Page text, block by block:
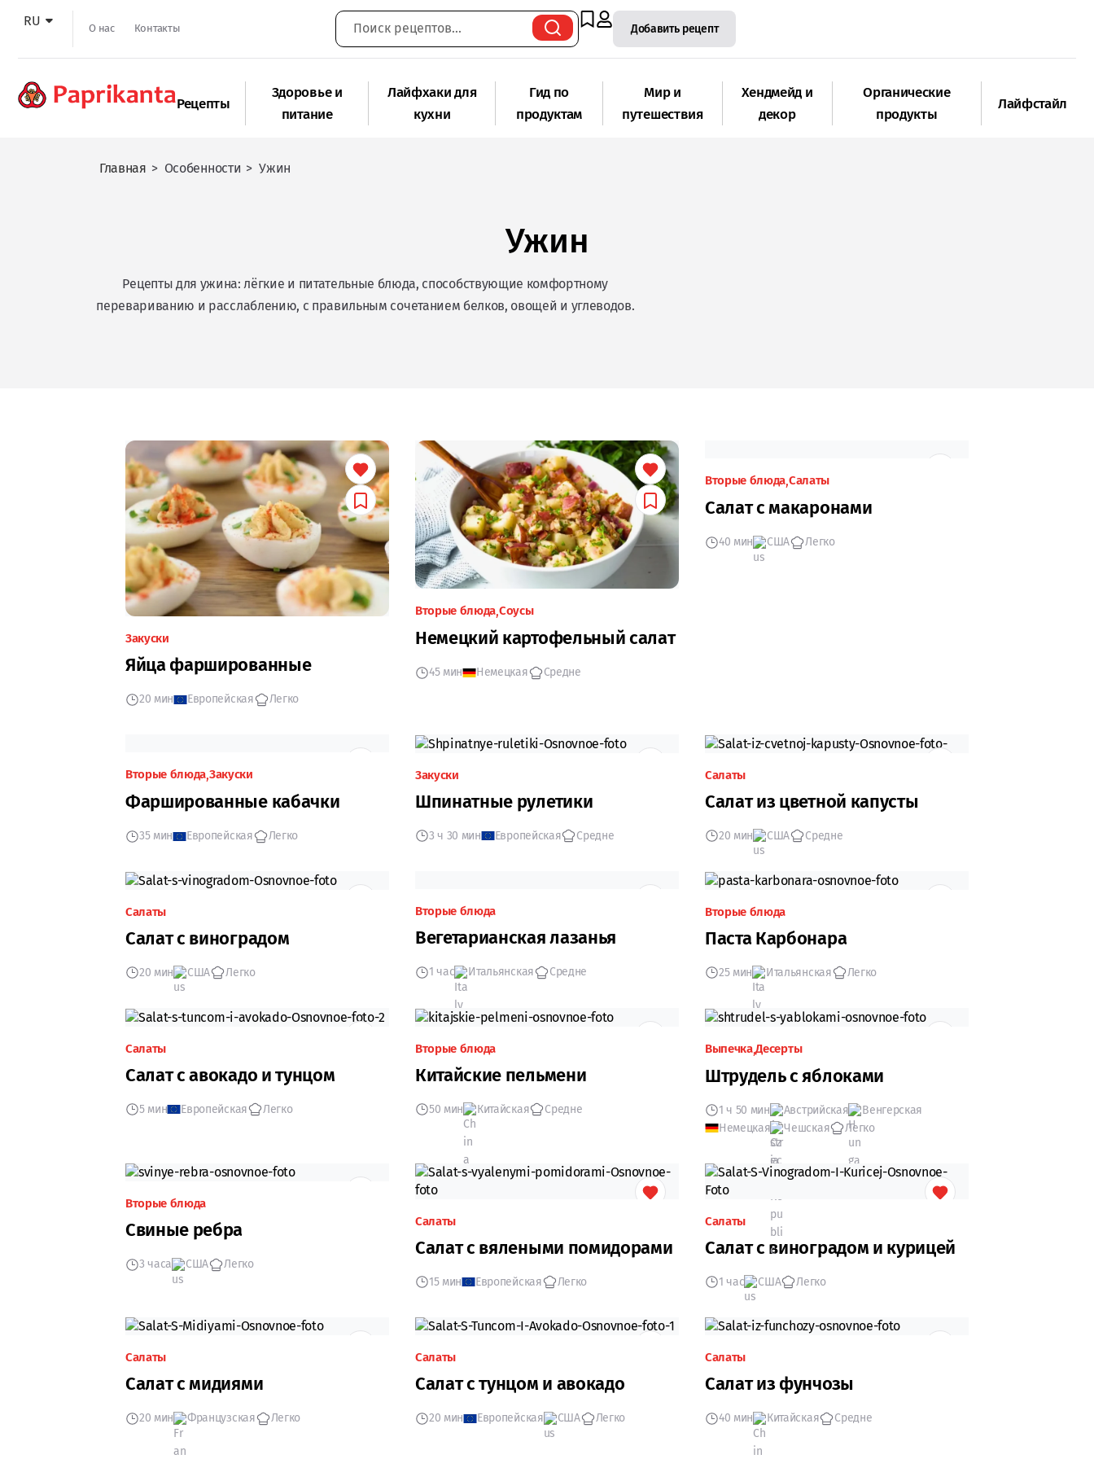
RU О нас Контакты Добавить рецепт
Рецепты
Здоровье и
питание
Лайфхаки для
кухни
Гид по
продуктам
Мир и
путешествия
Хендмейд и
декор
Органические
продукты
Лайфстайл
Главная > Особенности >Ужин
Ужин
Рецепты для ужина: лёгкие и питательные блюда, способствующие комфортному
перевариванию и расслаблению, с правильным сочетанием белков, овощей и углеводов.
Закуски
Яйца фаршированные
20 мин Европейская Легко
Вторые блюда Соусы
Немецкий картофельный салат
45 мин Немецкая Средне
Вторые блюда Салаты
Салат с макаронами
40 мин США Легко
Вторые блюда Закуски
Фаршированные кабачки
35 мин Европейская Легко
Закуски
Шпинатные рулетики
3 ч 30 мин Европейская Средне
Салаты
Салат из цветной капусты
20 мин США Средне
Салаты
Салат с виноградом
20 мин США Легко
Вторые блюда
Вегетарианская лазанья
1 час Итальянская Средне
Вторые блюда
Паста Карбонара
25 мин Итальянская Легко
Салаты
Салат с авокадо и тунцом
5 мин Европейская Легко
Вторые блюда
Китайские пельмени
50 мин Китайская Средне
Выпечка Десерты
Штрудель с яблоками
1 ч 50 мин Австрийская
Венгерская
Немецкая
Чешская Легко
Вторые блюда
Свиные ребра
3 часа США Легко
Салаты
Салат с вялеными помидорами
15 мин Европейская Легко
Салаты
Салат с виноградом и курицей
1 час США Легко
Салаты
Салат с мидиями
20 мин Французская Легко
Салаты
Салат с тунцом и авокадо
20 мин Европейская США Легко
Салаты
Салат из фунчозы
40 мин Китайская Средне